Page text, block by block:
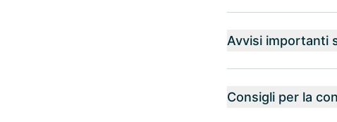
Avvisi importanti
Consigli per la